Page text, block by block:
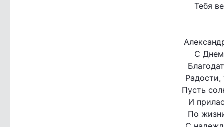
Тебя
С
Радости,
Пусть
И
По